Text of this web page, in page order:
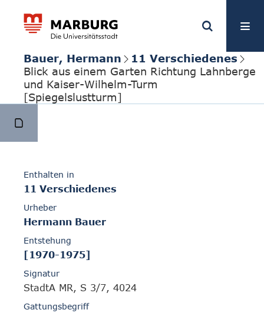
Bauer, Hermann
11 Verschiedenes
Blick aus einem Garten Richtung Lahnberge
und Kaiser-Wilhelm-Turm
[Spiegelslustturm]
Enthalten in
11 Verschiedenes
Urheber
Hermann Bauer
Entstehung
[1970-1975]
Signatur
StadtA MR, S 3/7, 4024
Gattungsbegriff